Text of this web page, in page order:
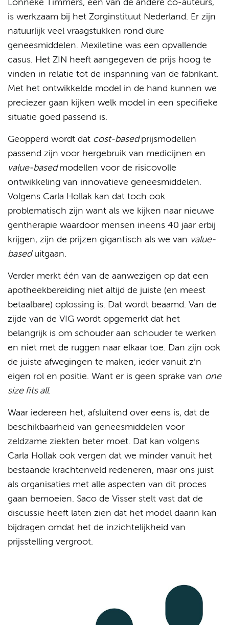
Lonneke Timmers, één van de andere co-auteurs,
is werkzaam bij het Zorginstituut Nederland. Er zijn
natuurlijk veel vraagstukken rond dure
geneesmiddelen. Mexiletine was een opvallende
casus. Het ZIN heeft aangegeven de prijs hoog te
vinden in relatie tot de inspanning van de fabrikant.
Met het ontwikkelde model in de hand kunnen we
preciezer gaan kijken welk model in een specifieke
situatie goed passend is.
Geopperd wordt dat cost-basedprijsmodellen
passend zijn voor hergebruik van medicijnen en
value-basedmodellen voor de risicovolle
ontwikkeling van innovatieve geneesmiddelen.
Volgens Carla Hollak kan dat toch ook
problematisch zijn want als we kijken naar nieuwe
gentherapie waardoor mensen ineens 40 jaar erbij
krijgen, zijn de prijzen gigantisch als we van value-
baseduitgaan.
Verder merkt één van de aanwezigen op dat een
apotheekbereiding niet altijd de juiste (en meest
betaalbare) oplossing is. Dat wordt beaamd. Van de
zijde van de VIG wordt opgemerkt dat het
belangrijk is om schouder aan schouder te werken
en niet met de ruggen naar elkaar toe. Dan zijn ook
de juiste afwegingen te maken, ieder vanuit z’n
eigen rol en positie. Want er is geen sprake van one
size fits all.
Waar iedereen het, afsluitend over eens is, dat de
beschikbaarheid van geneesmiddelen voor
zeldzame ziekten beter moet. Dat kan volgens
Carla Hollak ook vergen dat we minder vanuit het
bestaande krachtenveld redeneren, maar ons juist
als organisaties met alle aspecten van dit proces
gaan bemoeien. Saco de Visser stelt vast dat de
discussie heeft laten zien dat het model daarin kan
bijdragen omdat het de inzichtelijkheid van
prijsstelling vergroot.